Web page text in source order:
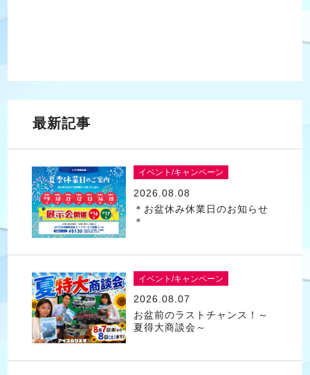
最新記事
イベント/キャンペーン
2026.08.08
＊お盆休み休業日のお知らせ
＊
イベント/キャンペーン
2026.08.07
お盆前のラストチャンス！～
夏得大商談会～